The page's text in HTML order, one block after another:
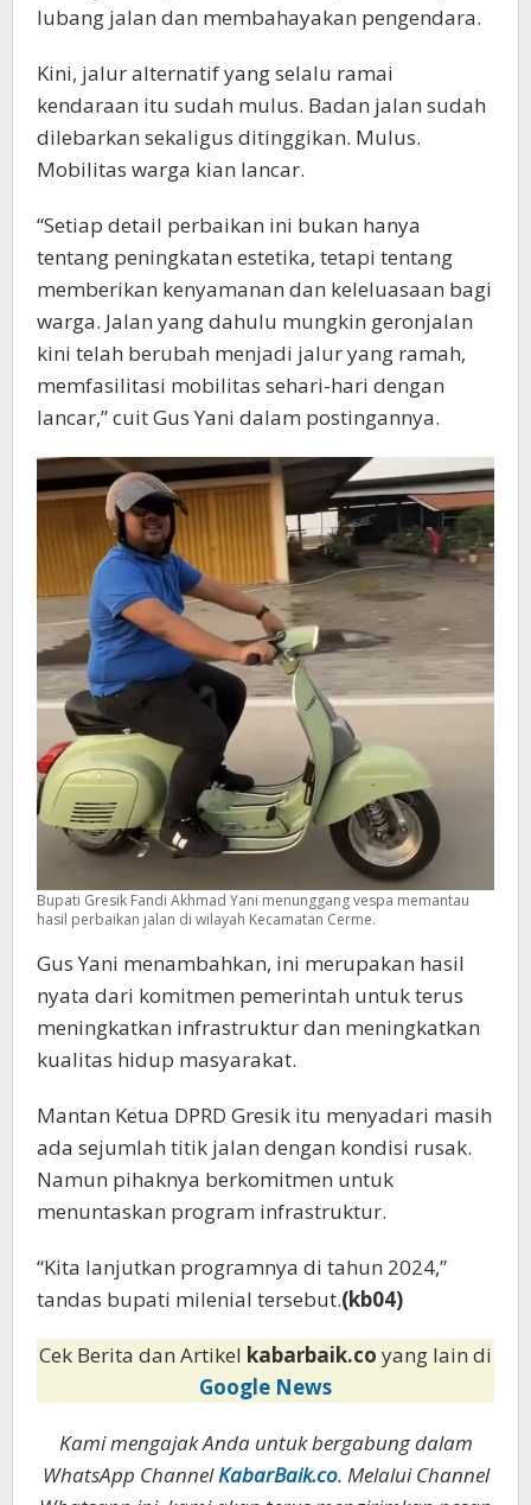
lubang jalan dan membahayakan pengendara.
Kini, jalur alternatif yang selalu ramai
kendaraan itu sudah mulus. Badan jalan sudah
dilebarkan sekaligus ditinggikan. Mulus.
Mobilitas warga kian lancar.
“Setiap detail perbaikan ini bukan hanya
tentang peningkatan estetika, tetapi tentang
memberikan kenyamanan dan keleluasaan bagi
warga. Jalan yang dahulu mungkin geronjalan
kini telah berubah menjadi jalur yang ramah,
memfasilitasi mobilitas sehari-hari dengan
lancar,” cuit Gus Yani dalam postingannya.
Bupati Gresik Fandi Akhmad Yani menunggang vespa memantau
hasil perbaikan jalan di wilayah Kecamatan Cerme.
Gus Yani menambahkan, ini merupakan hasil
nyata dari komitmen pemerintah untuk terus
meningkatkan infrastruktur dan meningkatkan
kualitas hidup masyarakat.
Mantan Ketua DPRD Gresik itu menyadari masih
ada sejumlah titik jalan dengan kondisi rusak.
Namun pihaknya berkomitmen untuk
menuntaskan program infrastruktur.
“Kita lanjutkan programnya di tahun 2024,”
tandas bupati milenial tersebut.(kb04)
Cek Berita dan Artikel kabarbaik.co yang lain di
Google News
Kami mengajak Anda untuk bergabung dalam
WhatsApp ChannelKabarBaik.co. Melalui Channel